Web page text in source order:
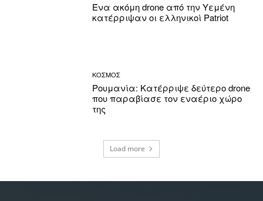
Ένα ακόμη drone από την Υεμένη
κατέρριψαν οι ελληνικοί Patriot
ΚΟΣΜΟΣ
Ρουμανία: Κατέρριψε δεύτερο drone
που παραβίασε τον εναέριο χώρο
της
Load more